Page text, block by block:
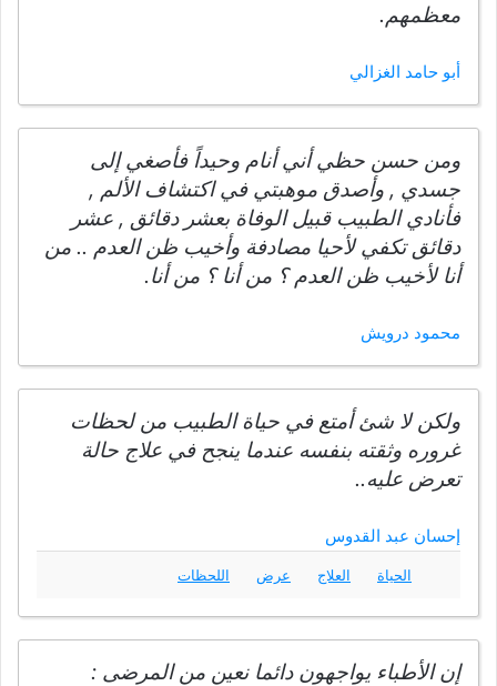
معظمهم.
أبو حامد الغزالي
ومن حسن حظي أني أنام وحيداً فأصغي إلى
جسدي , وأصدق موهبتي في اكتشاف الألم ,
فأنادي الطبيب قبيل الوفاة بعشر دقائق , عشر
دقائق تكفي لأحيا مصادفة وأخيب ظن العدم .. من
أنا لأخيب ظن العدم ؟ من أنا ؟ من أنا.
محمود درويش
ولكن لا شئ أمتع في حياة الطبيب من لحظات
غروره وثقته بنفسه عندما ينجح في علاج حالة
تعرض عليه..
إحسان عبد القدوس
الحياة العلاج عرض اللحظات
إن الأطباء يواجهون دائما نعين من المرضى :